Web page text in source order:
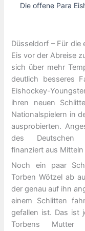
Die offene Para
Düsseldorf – Für die
Eis vor der Abreise
sich über mehr
deutlich besseres
Eishockey-
ihren neuen
Nationalspielern in
ausprobierten.
des Deutschen
finanziert aus
Noch ein paar
Torben Wötzel ab
der genau auf ihn
einem Schlitten
gefallen ist. Das ist
Torbens Mutter